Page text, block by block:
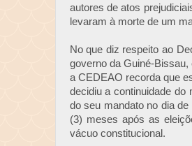
autores de atos
levaram à morte de um
No que diz respeito ao
governo da Guiné-
a CEDEAO recorda que
decidiu a continuidade
do seu mandato no dia
(3) meses após as
vácuo constitucional.